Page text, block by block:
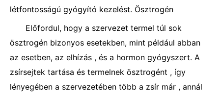
létfontosságú gyógyító kezelést. Ösztrogén
Előfordul, hogy a szervezet termel túl sok
ösztrogén bizonyos esetekben, mint például abban
az esetben, az elhízás , és a hormon gyógyszert. A
zsírsejtek tartása és termelnek ösztrogént , így
lényegében a szervezetében több a zsír már , annál